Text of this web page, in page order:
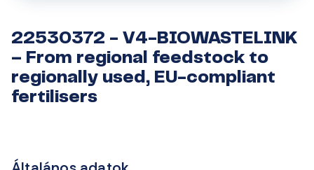
22530372 - V4-BIOWASTELINK
– From regional feedstock to
regionally used, EU-compliant
fertilisers